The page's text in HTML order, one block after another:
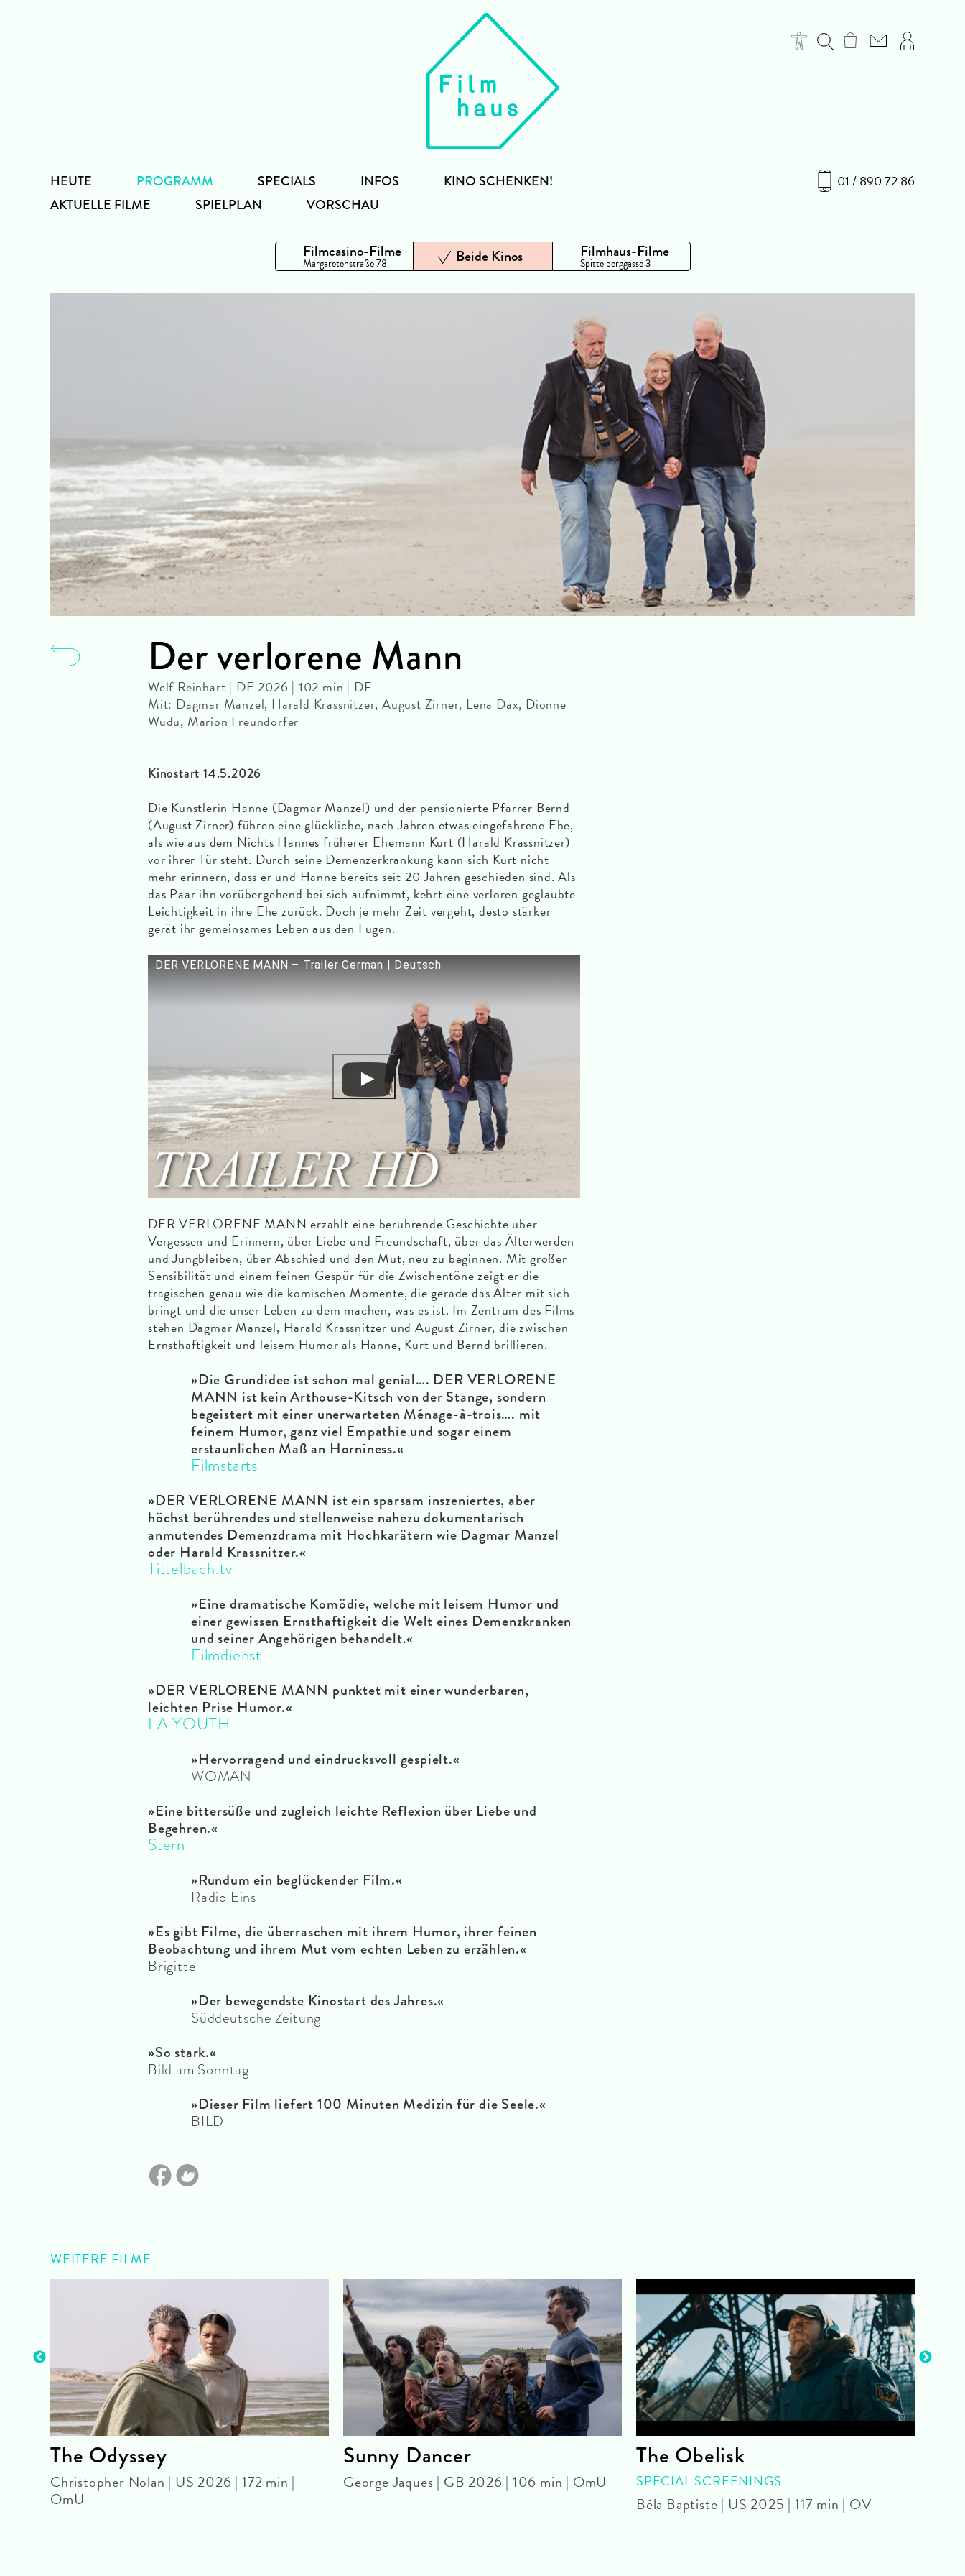
01 / 890 72 86
HEUTE
PROGRAMM
AKTUELLE FILME
SPIELPLAN VORSCHAU
SPECIALS INFOS KINO SCHENKEN!
Filmcasino-Filme
Margaretenstraße 78 Beide Kinos Filmhaus-Filme
Spittelberggasse 3
Der verlorene Mann
Welf Reinhart | DE 2026 | 102 min | DF
Mit: Dagmar Manzel, Harald Krassnitzer, August Zirner, Lena Dax, Dionne
Wudu, Marion Freundorfer
Kinostart 14.5.2026
Die Künstlerin Hanne (Dagmar Manzel) und der pensionierte Pfarrer Bernd
(August Zirner) führen eine glückliche, nach Jahren etwas eingefahrene Ehe,
als wie aus dem Nichts Hannes früherer Ehemann Kurt (Harald Krassnitzer)
vor ihrer Tür steht. Durch seine Demenzerkrankung kann sich Kurt nicht
mehr erinnern, dass er und Hanne bereits seit 20 Jahren geschieden sind. Als
das Paar ihn vorübergehend bei sich aufnimmt, kehrt eine verloren geglaubte
Leichtigkeit in ihre Ehe zurück. Doch je mehr Zeit vergeht, desto stärker
gerät ihr gemeinsames Leben aus den Fugen.
DER VERLORENE MANN – Trailer German | Deutsch
DER VERLORENE MANN erzählt eine berührende Geschichte über
Vergessen und Erinnern, über Liebe und Freundschaft, über das Älterwerden
und Jungbleiben, über Abschied und den Mut, neu zu beginnen. Mit großer
Sensibilität und einem feinen Gespür für die Zwischentöne zeigt er die
tragischen genau wie die komischen Momente, die gerade das Alter mit sich
bringt und die unser Leben zu dem machen, was es ist. Im Zentrum des Films
stehen Dagmar Manzel, Harald Krassnitzer und August Zirner, die zwischen
Ernsthaftigkeit und leisem Humor als Hanne, Kurt und Bernd brillieren.
»Die Grundidee ist schon mal genial…. DER VERLORENE
MANN ist kein Arthouse-Kitsch von der Stange, sondern
begeistert mit einer unerwarteten Ménage-à-trois…. mit
feinem Humor, ganz viel Empathie und sogar einem
erstaunlichen Maß an Horniness.«
Filmstarts
»DER VERLORENE MANN ist ein sparsam inszeniertes, aber
höchst berührendes und stellenweise nahezu dokumentarisch
anmutendes Demenzdrama mit Hochkarätern wie Dagmar Manzel
oder Harald Krassnitzer.«
Tittelbach.tv
»Eine dramatische Komödie, welche mit leisem Humor und
einer gewissen Ernsthaftigkeit die Welt eines Demenzkranken
und seiner Angehörigen behandelt.«
Filmdienst
»DER VERLORENE MANN punktet mit einer wunderbaren,
leichten Prise Humor.«
LA YOUTH
»Hervorragend und eindrucksvoll gespielt.«
WOMAN
»Eine bittersüße und zugleich leichte Reflexion über Liebe und
Begehren.«
Stern
»Rundum ein beglückender Film.«
Radio Eins
»Es gibt Filme, die überraschen mit ihrem Humor, ihrer feinen
Beobachtung und ihrem Mut vom echten Leben zu erzählen.«
Brigitte
»Der bewegendste Kinostart des Jahres.«
Süddeutsche Zeitung
»So stark.«
Bild am Sonntag
»Dieser Film liefert 100 Minuten Medizin für die Seele.«
BILD
WEITERE FILME
The Odyssey
Christopher Nolan | US 2026 | 172 min |
OmU
Sunny Dancer
George Jaques | GB 2026 | 106 min | OmU
The Obelisk
SPECIAL SCREENINGS
Béla Baptiste | US 2025 | 117 min | OV